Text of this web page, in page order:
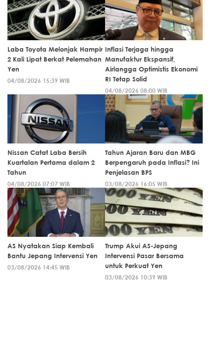
Laba Toyota Melonjak Hampir
2 Kali Lipat Berkat Pelemahan
Yen
04/08/2026 15:39 WIB
Inflasi Terjaga hingga
Manufaktur Ekspansif,
Airlangga Optimistis Ekonomi
RI Tetap Solid
04/08/2026 08:00 WIB
Nissan Catat Laba Bersih
Kuartalan Pertama dalam 2
Tahun
04/08/2026 07:07 WIB
Tahun Ajaran Baru dan MBG
Berpengaruh pada Inflasi? Ini
Penjelasan BPS
03/08/2026 16:05 WIB
AS Nyatakan Siap Kembali
Bantu Jepang Intervensi Yen
03/08/2026 14:45 WIB
Trump Akui AS-Jepang
Intervensi Pasar Bersama
untuk Perkuat Yen
03/08/2026 10:39 WIB